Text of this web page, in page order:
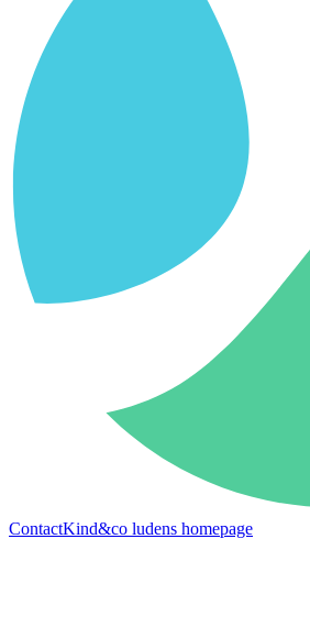
ContactKind&co ludens homepage